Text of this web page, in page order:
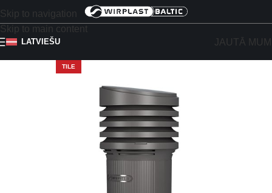
Skip to navigation
Skip to main content
LATVIEŠU JAUTĀ
TILE